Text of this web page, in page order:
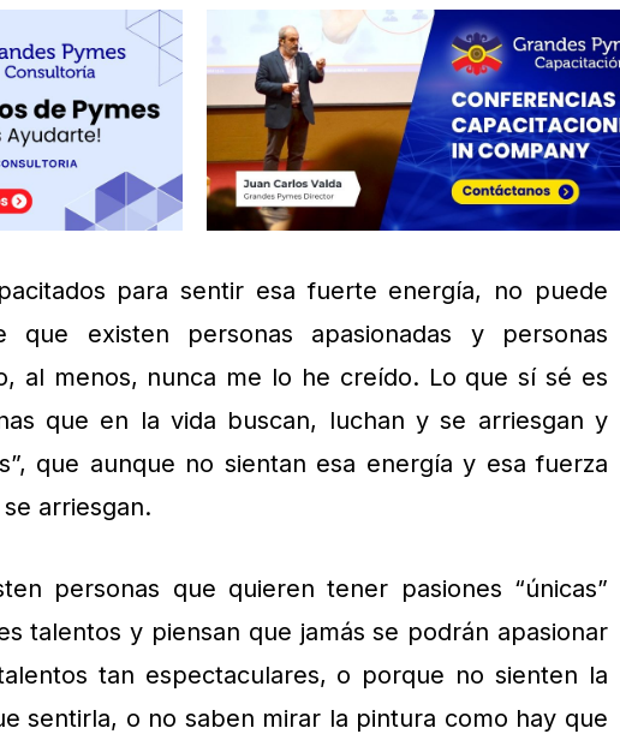
para sentir esa fuerte energía, no puede
existen personas apasionadas y personas
al menos, nunca me lo he creído. Lo que sí sé es
que en la vida buscan, luchan y se arriesgan y
que aunque no sientan esa energía y esa fuerza
arriesgan.
personas que quieren tener pasiones “únicas”
talentos y piensan que jamás se podrán apasionar
tan espectaculares, o porque no sienten la
sentirla, o no saben mirar la pintura como hay que